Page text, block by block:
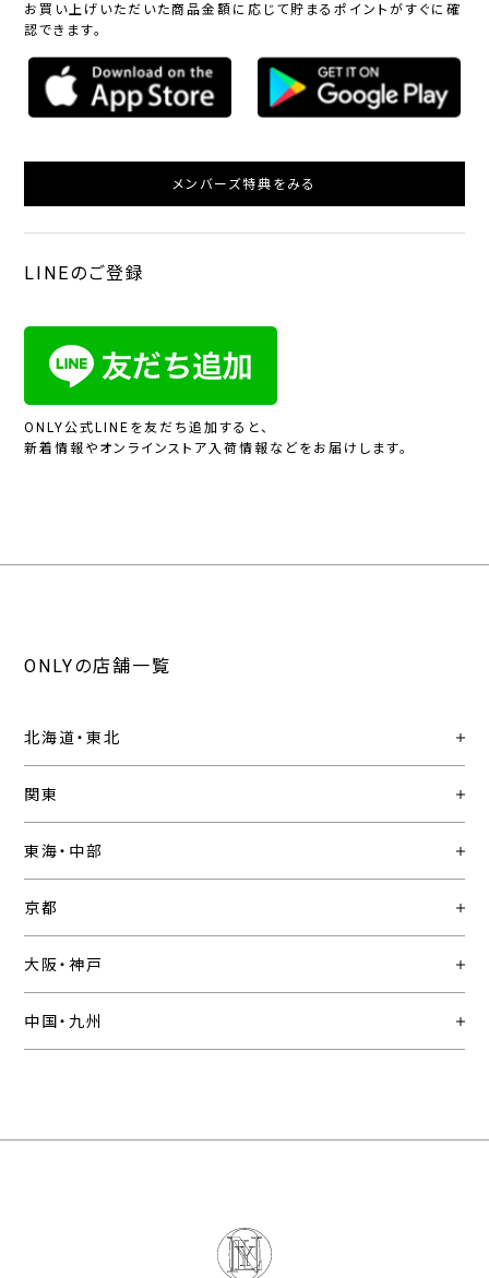
お買い上げいただいた商品金額に応じて貯まるポイントがすぐに確
認できます。
メンバーズ特典をみる
LINEのご登録
ONLY公式LINEを友だち追加すると、
新着情報やオンラインストア入荷情報などをお届けします。
ONLYの店舗一覧
北海道・東北
関東
東海・中部
京都
大阪・神戸
中国・九州